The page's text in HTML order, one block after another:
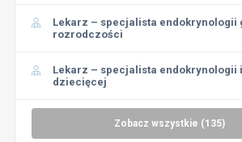
Lekarz – specjalista endokrynologii
rozrodczości
Lekarz – specjalista endokrynologii
dziecięcej
Zobacz wszystkie (135)